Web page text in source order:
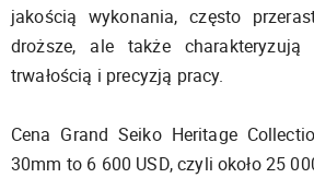
jakością wykonania, często
droższe, ale także charakteryzują
trwałością i precyzją pracy.
Cena Grand Seiko Heritage
30mm to 6 600 USD, czyli około 25